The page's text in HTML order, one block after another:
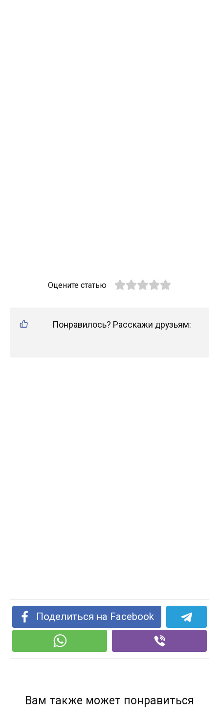
Оцените статью
Понравилось? Расскажи друзьям:
Поделиться на Facebook
Вам также может понравиться